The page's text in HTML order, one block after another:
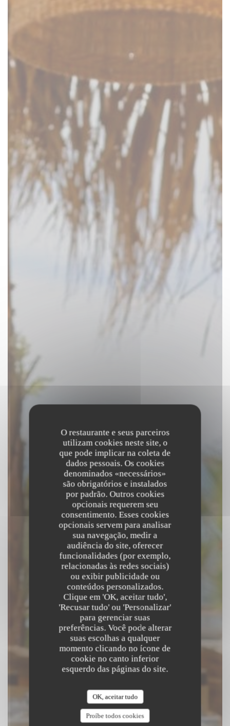
O restaurante e seus parceiros
utilizam cookies neste site, o
que pode implicar na coleta de
dados pessoais. Os cookies
denominados «necessários»
são obrigatórios e instalados
por padrão. Outros cookies
opcionais requerem seu
consentimento. Esses cookies
opcionais servem para analisar
sua navegação, medir a
audiência do site, oferecer
funcionalidades (por exemplo,
relacionadas às redes sociais)
ou exibir publicidade ou
conteúdos personalizados.
Clique em 'OK, aceitar tudo',
'Recusar tudo' ou 'Personalizar'
para gerenciar suas
preferências. Você pode alterar
suas escolhas a qualquer
momento clicando no ícone de
cookie no canto inferior
esquerdo das páginas do site.
OK, aceitar tudo
Proíbe todos cookies
Beach Club
SAINT LAURENT DU VAR
RESERVAR UMA MESA